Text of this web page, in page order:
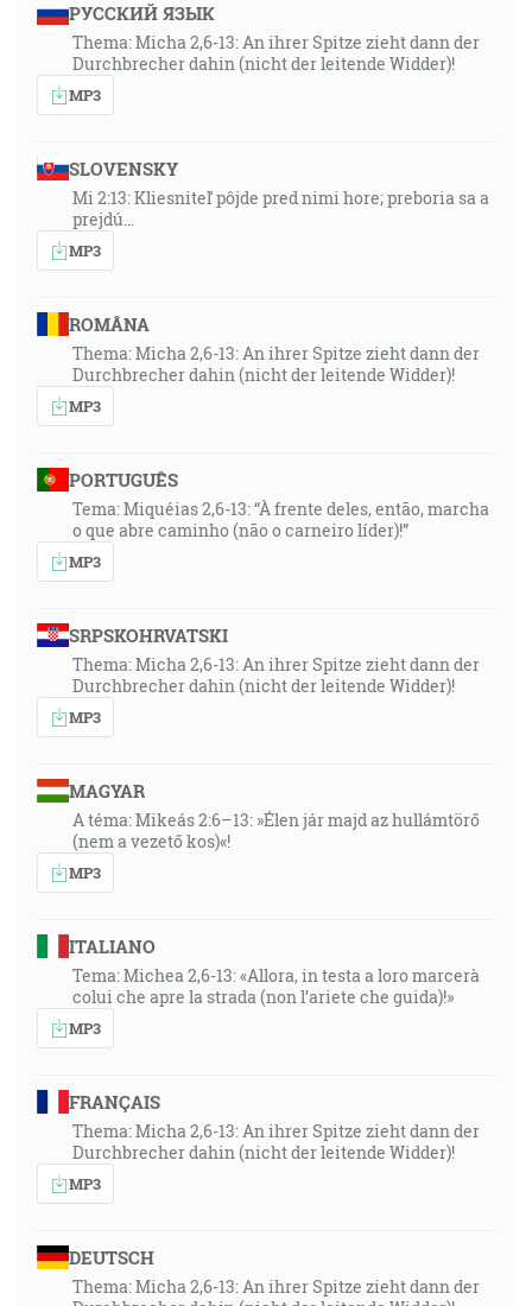
РУССКИЙ ЯЗЫК
Thema: Micha 2,6-13: An ihrer Spitze zieht dann der
Durchbrecher dahin (nicht der leitende Widder)!
MP3
SLOVENSKY
Mi 2:13: Kliesniteľ pôjde pred nimi hore; preboria sa a
prejdú…
MP3
ROMÂNA
Thema: Micha 2,6-13: An ihrer Spitze zieht dann der
Durchbrecher dahin (nicht der leitende Widder)!
MP3
PORTUGUÊS
Tema: Miquéias 2,6-13: “À frente deles, então, marcha
o que abre caminho (não o carneiro líder)!”
MP3
SRPSKOHRVATSKI
Thema: Micha 2,6-13: An ihrer Spitze zieht dann der
Durchbrecher dahin (nicht der leitende Widder)!
MP3
MAGYAR
A téma: Mikeás 2:6–13: »Élen jár majd az hullámtörő
(nem a vezető kos)«!
MP3
ITALIANO
Tema: Michea 2,6-13: «Allora, in testa a loro marcerà
colui che apre la strada (non l’ariete che guida)!»
MP3
FRANÇAIS
Thema: Micha 2,6-13: An ihrer Spitze zieht dann der
Durchbrecher dahin (nicht der leitende Widder)!
MP3
DEUTSCH
Thema: Micha 2,6-13: An ihrer Spitze zieht dann der